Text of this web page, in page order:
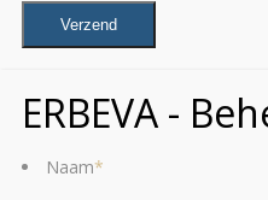
ERBEVA -
Naam*